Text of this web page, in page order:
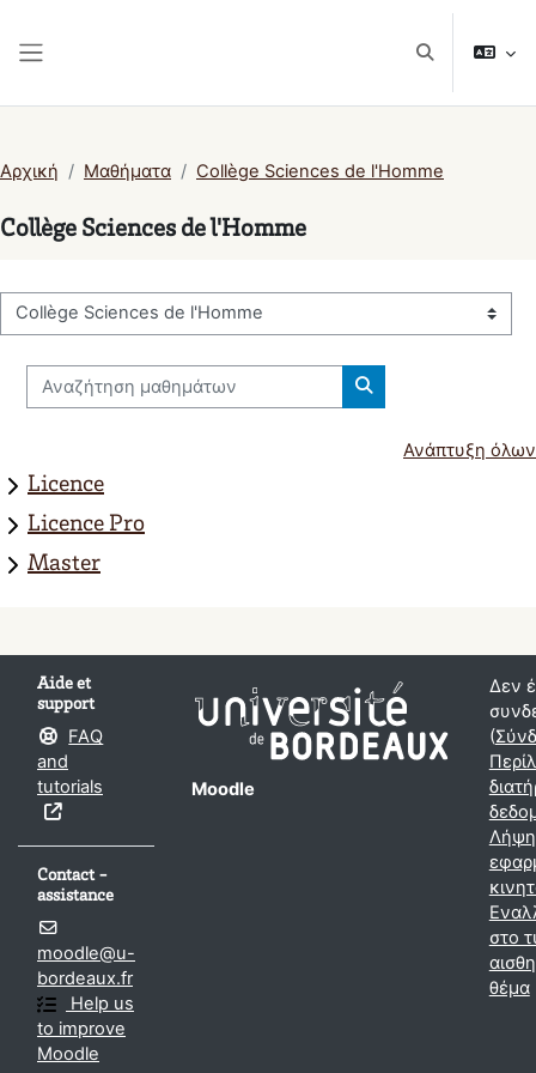
Εναλλαγή
Αρχική Μαθήματα Collège Sciences de l'Homme
Collège Sciences de l'Homme
Κατηγορίες μαθημάτων
Αναζήτηση μαθημάτων
Αναζήτηση
Ανάπτυξη όλων
Licence
Licence Pro
Master
Aide et
support
FAQ
and
tutorials
Contact -
assistance
moodle@u-
bordeaux.fr
Help us
to improve
Moodle
Moodle
Δεν
(
Λήψη
στο
θέμα